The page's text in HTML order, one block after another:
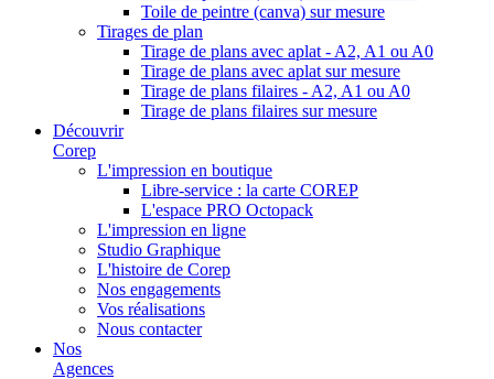
Toile de peintre (canva) sur mesure
Tirages de plan
Tirage de plans avec aplat - A2, A1 ou A0
Tirage de plans avec aplat sur mesure
Tirage de plans filaires - A2, A1 ou A0
Tirage de plans filaires sur mesure
Découvrir
Corep
L'impression en boutique
Libre-service : la carte COREP
L'espace PRO Octopack
L'impression en ligne
Studio Graphique
L'histoire de Corep
Nos engagements
Vos réalisations
Nous contacter
Nos
Agences